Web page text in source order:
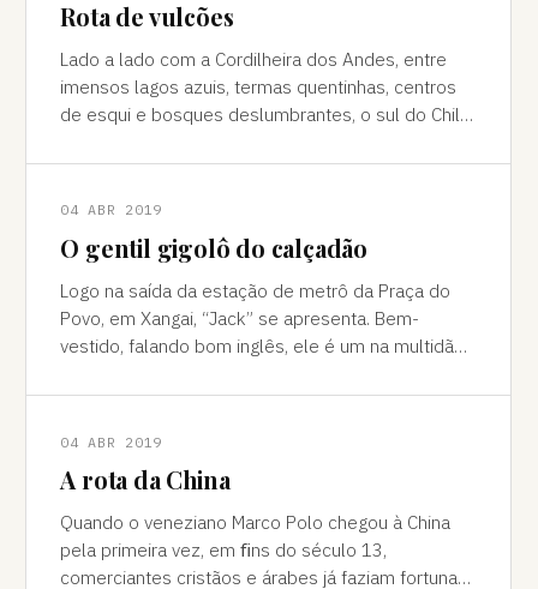
Rota de vulcões
Lado a lado com a Cordilheira dos Andes, entre
imensos lagos azuis, termas quentinhas, centros
de esqui e bosques deslumbrantes, o sul do Chile
04 ABR 2019
O gentil gigolô do calçadão
Logo na saída da estação de metrô da Praça do
Povo, em Xangai, “Jack” se apresenta. Bem-
vestido, falando bom inglês, ele é um na multidão
04 ABR 2019
A rota da China
Quando o veneziano Marco Polo chegou à China
pela primeira vez, em ﬁns do século 13,
comerciantes cristãos e árabes já faziam fortuna